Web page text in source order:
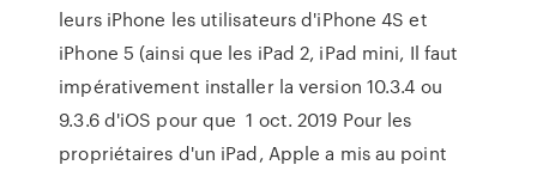
leurs iPhone les utilisateurs d'iPhone 4S et
iPhone 5 (ainsi que les iPad 2, iPad mini, Il faut
impérativement installer la version 10.3.4 ou
9.3.6 d'iOS pour que 1 oct. 2019 Pour les
propriétaires d'un iPad, Apple a mis au point